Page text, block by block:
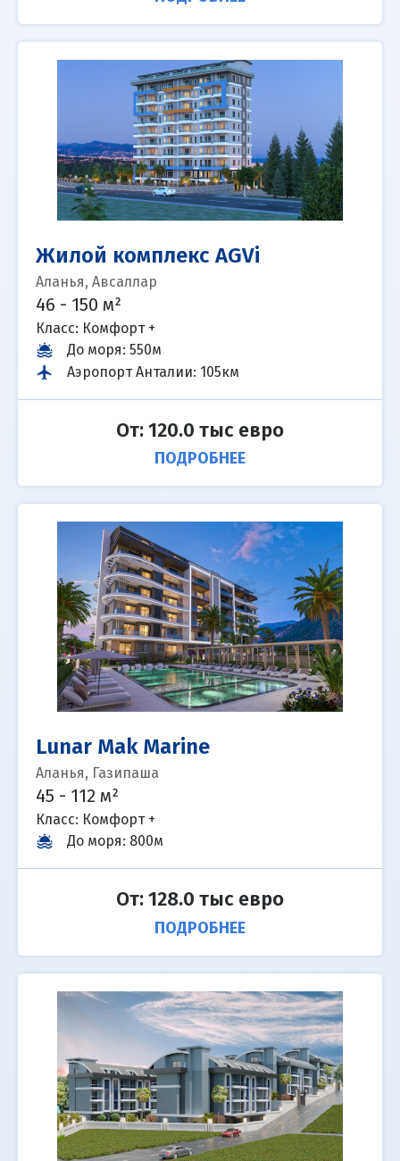
Жилой комплекс AGVi
Аланья, Авсаллар
46 - 150 м²
Класс: Комфорт +
До моря: 550м
Аэропорт Анталии: 105км
От: 120.0 тыс евро
ПОДРОБНЕЕ
Lunar Mak Marine
Аланья, Газипаша
45 - 112 м²
Класс: Комфорт +
До моря: 800м
От: 128.0 тыс евро
ПОДРОБНЕЕ